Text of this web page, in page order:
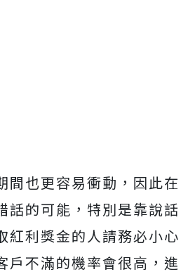
間也更容易衝動，因此在
話的可能，特別是靠說話
紅利獎金的人請務必小心
戶不滿的機率會很高，進